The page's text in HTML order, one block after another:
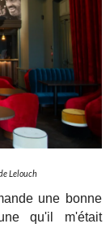
Lelouch
une bonne
qu'il m'était